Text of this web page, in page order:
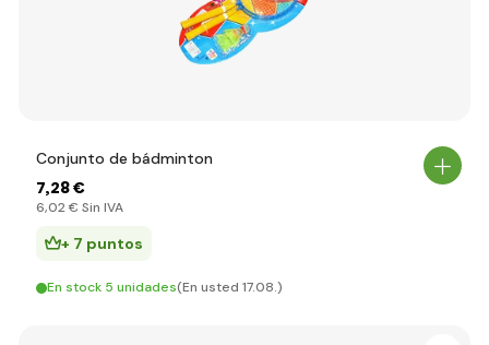
Conjunto de bádminton
7,28 €
6,02 € Sin IVA
+ 7 puntos
En stock 5 unidades(En usted 17.08.)